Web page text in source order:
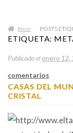
PROYECTOS
QUÉ HACEMOS
QUIÉNES
CONTACTO
Inicio POSTS
ETIQUETA:
Publicado el enero 12,
comentarios
CASAS DEL
CRISTAL